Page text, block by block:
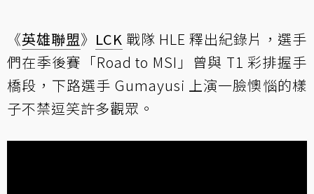
《英雄聯盟》 LCK 戰隊 HLE 釋出紀錄片，選手
們在季後賽「Road to MSI」曾與 T1 彩排握手
橋段，下路選手 Gumayusi 上演一臉懊惱的樣
子不禁逗笑許多觀眾。